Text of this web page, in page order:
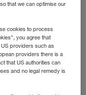
April 2024
in
es: hier eine
im
that we can optimise our
cookies to process
you agree that
providers such as
providers there is a
that US authorities can
and no legal remedy is